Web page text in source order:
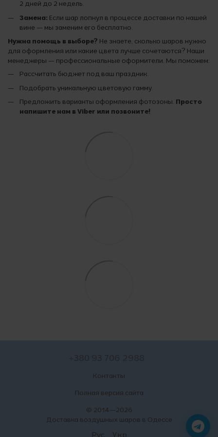
2 дней до 2 недель.
Замена: Если шар лопнул в процессе доставки по нашей
вине — мы заменим его бесплатно.
Нужна помощь в выборе? Не знаете, сколько шаров нужно
для оформления или какие цвета лучше сочетаются? Наши
менеджеры — профессиональные оформители. Мы поможем:
Рассчитать бюджет под ваш праздник.
Подобрать уникальную цветовую гамму.
Предложить варианты оформления фотозоны. Просто
напишите нам в Viber или позвоните!
Контакты
Полная версия сайта
© 2014—2026
Доставка воздушных шаров в Одессе
Рус Укр